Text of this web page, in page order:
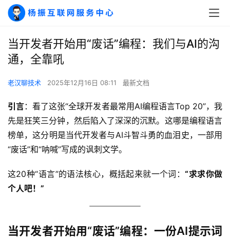
当开发者开始用“废话”编程：我们与AI的沟
通，全靠吼
老汉聊技术 2025年12月16日 08:11 最新文档
引言：看了这张“全球开发者最常用AI编程语言Top 20”，我
先是狂笑三分钟，然后陷入了深深的沉默。这哪是编程语言
榜单，这分明是当代开发者与AI斗智斗勇的血泪史，一部用
“废话”和“呐喊”写成的讽刺文学。
这20种“语言”的语法核心，概括起来就一个词：“求求你做
个人吧！”
当开发者开始用“废话”编程：一份AI提示词